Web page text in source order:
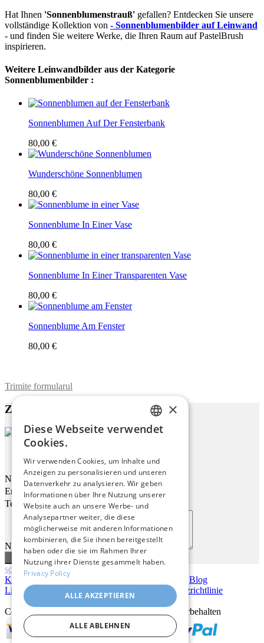
Hat Ihnen 'Sonnenblumenstrauß' gefallen? Entdecken Sie unsere
vollständige Kollektion von - Sonnenblumenbilder auf Leinwand
- und finden Sie weitere Werke, die Ihren Raum auf PastelBrush
inspirieren.
Weitere Leinwandbilder aus der Kategorie
Sonnenblumenbilder :
Sonnenblumen Auf Der Fensterbank
80,00 €
Wunderschöne Sonnenblumen
80,00 €
Sonnenblume In Einer Vase
80,00 €
Sonnenblume In Einer Transparenten Vase
80,00 €
Sonnenblume Am Fenster
80,00 €
Trimite formularul
Zu diesem Werk
Name
Email
Telefon
Nachricht
scroll
Kontakt
Über uns
Blog
Lieferbedingungen
Datenschutzrichtlinie
Copyright © 2026 – Alle Rechte vorbehalten
ENGLISH
GERMAN
FRENCH
×
Diese Webseite verwendet
Cookies.
Wir verwenden Cookies, um Inhalte und
Anzeigen zu personalisieren und unseren
Datenverkehr zu analysieren. Wir geben
Informationen über Ihre Nutzung unserer
Website auch an unsere Werbe- und
Analysepartner weiter, die diese
möglicherweise mit anderen Informationen
kombinieren, die Sie ihnen bereitgestellt
haben oder die sie im Rahmen Ihrer
Nutzung ihrer Dienste gesammelt haben.
Privacy Policy
ALLE AKZEPTIEREN
ALLE ABLEHNEN